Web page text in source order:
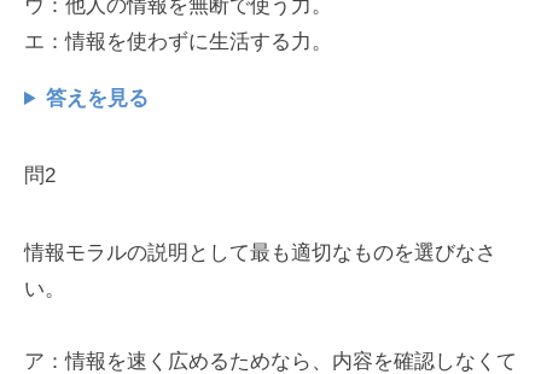
ウ：他人の情報を無断で使う力。
エ：情報を使わずに生活する力。
答えを見る
問2
情報モラルの説明として最も適切なものを選びなさ
い。
ア：情報を速く広めるためなら、内容を確認しなくて